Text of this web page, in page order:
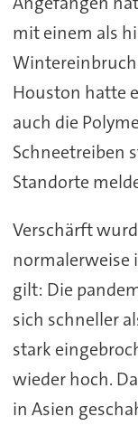
mit einem als
Wintereinbruch
Houston hatte
auch die
Schneetreiben
Standorte
Verschärft
normalerweise
gilt: Die
sich schneller
stark
wieder hoch.
in Asien